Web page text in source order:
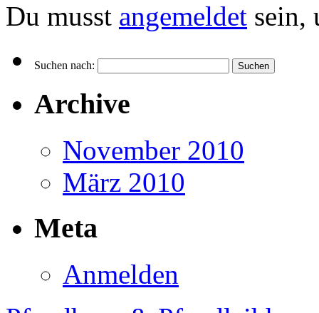
Du musst angemeldet sein,
Suchen nach:
Archive
November 2010
März 2010
Meta
Anmelden